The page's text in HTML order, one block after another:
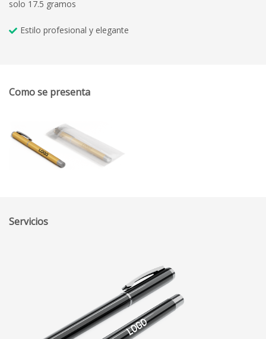
solo 17.5 gramos
Estilo profesional y elegante
Como se presenta
Servicios